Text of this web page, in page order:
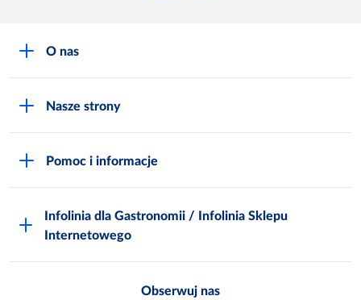
O nas
Zgłoś naruszenie
Inspektor Ochrony Danych
Metro AG
Nasze strony
Polskie Skarby Kulinarne
Zgody marketingowe
Pomoc i informacje
FAQ
Jak kupować w MAKRO Online
Regulaminy Klienta
Infolinia dla Gastronomii / Infolinia Sklepu
Internetowego
Obserwuj nas